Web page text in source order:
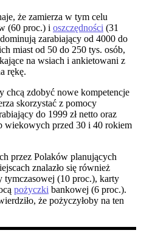
że zamierza w tym celu
(60 proc.) i oszczędności (31
zarabiający od 4000 do
miast od 50 do 250 tys. osób,
na wsiach i ankietowani z
rękę.
chcą zdobyć nowe kompetencje
skorzystać z pomocy
do 1999 zł netto oraz
wiekowych przed 30 i 40 rokiem
przez Polaków planujących
znalazło się również
tymczasowej (10 proc.), karty
pożyczki bankowej (6 proc.).
że pożyczyłoby na ten